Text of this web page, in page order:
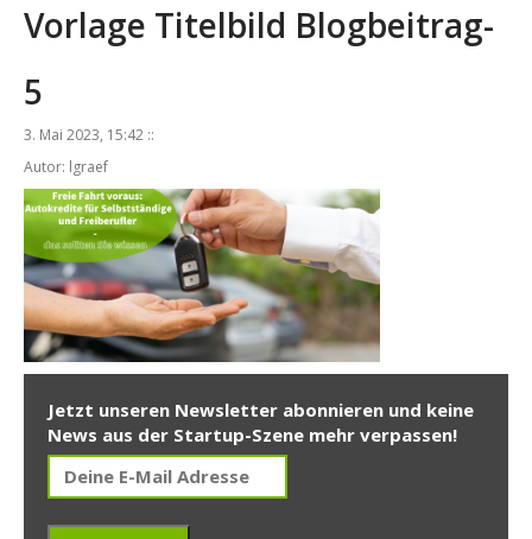
Vorlage Titelbild Blogbeitrag-
5
3. Mai 2023, 15:42 ::
Autor: lgraef
Jetzt unseren Newsletter abonnieren und keine
News aus der Startup-Szene mehr verpassen!